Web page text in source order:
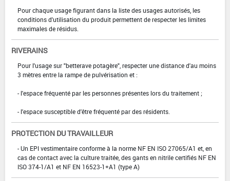
Pour chaque usage figurant dans la liste des usages autorisés, les
conditions d'utilisation du produit permettent de respecter les limites
maximales de résidus.
RIVERAINS
Pour l'usage sur "betterave potagère", respecter une distance d'au moins
3 mètres entre la rampe de pulvérisation et :
- l'espace fréquenté par les personnes présentes lors du traitement ;
- l'espace susceptible d'être fréquenté par des résidents.
PROTECTION DU TRAVAILLEUR
- Un EPI vestimentaire conforme à la norme NF EN ISO 27065/A1 et, en
cas de contact avec la culture traitée, des gants en nitrile certifiés NF EN
ISO 374-1/A1 et NF EN 16523-1+A1 (type A)